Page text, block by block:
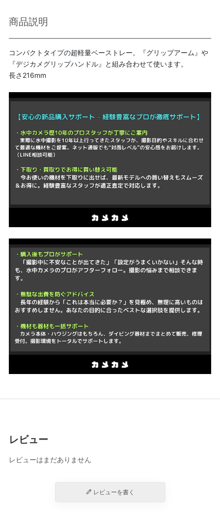
商品説明
コンパクトタイプの超軽量ベーストレー。『グリップアーム』や
『デジカメグリップハンドル』と組み合わせて使います。
長さ216mm
レビュー
レビューはまだありません
レビューを書く